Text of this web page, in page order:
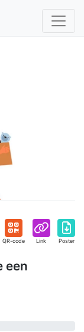
QR-code Link Poster
een